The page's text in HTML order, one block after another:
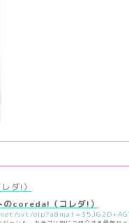
ダ!）
のcoreda!（コレダ!）